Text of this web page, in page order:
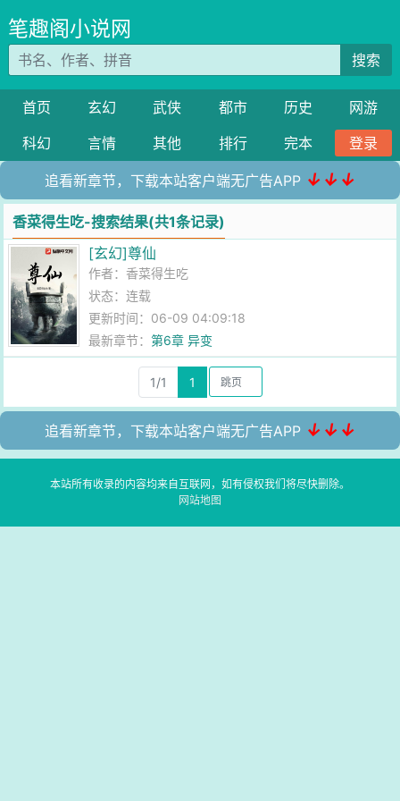
笔趣阁小说网
搜索
首页 玄幻 武侠 都市 历史
网游
科幻
言情 其他 排行 完本 登录
追看新章节，下载本站客户端无广告APP ↓↓↓
香菜得生吃-搜索结果(共1条记录)
[玄幻]尊仙
作者： 香菜得生吃
状态：连载
更新时间：06-09 04:09:18
最新章节：第6章 异变
1/1 1
追看新章节，下载本站客户端无广告APP ↓↓↓
本站所有收录的内容均来自互联网，如有侵权我们将尽快删除。
网站地图